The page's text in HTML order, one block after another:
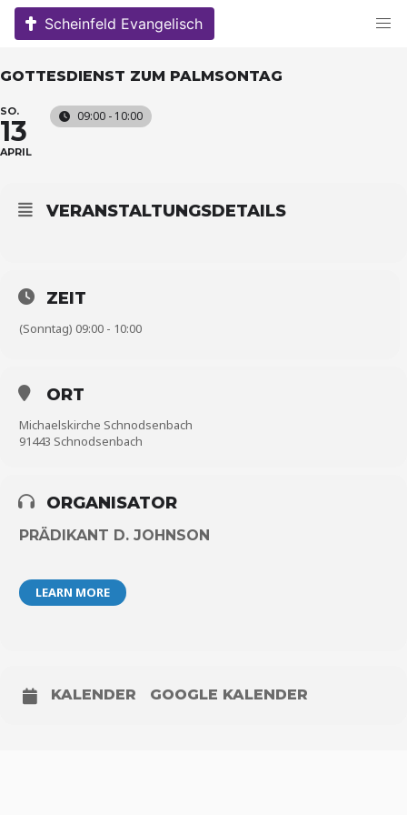
Skip
Scheinfeld Evangelisch
GOTTESDIENST ZUM PALMSONTAG
SO.
13
APRIL
09:00 - 10:00
VERANSTALTUNGSDETAILS
ZEIT
(Sonntag) 09:00 - 10:00
ORT
Michaelskirche Schnodsenbach
91443 Schnodsenbach
ORGANISATOR
PRÄDIKANT D. JOHNSON
LEARN MORE
KALENDER GOOGLE KALENDER